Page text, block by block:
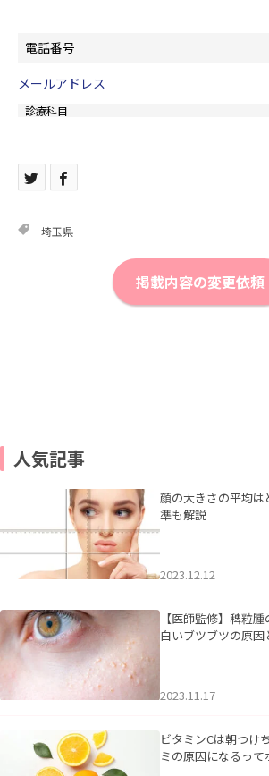
電話番号
メールアドレス
診療科目
埼玉県
掲載内容の変更依頼
人気記事
顔の大きさの平均
準も解説
2023.12.12
【医師監修】稗粒
白いブツブツの原
2023.11.17
ビタミンCは朝つけ
ミの原因になるって